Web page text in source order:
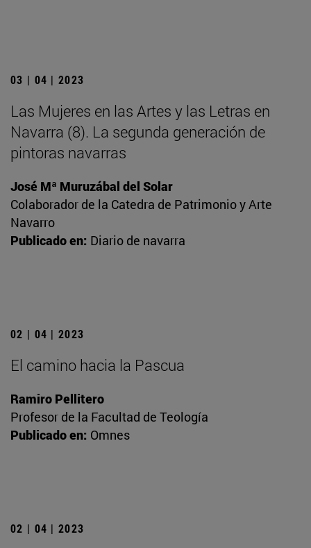
03 | 04 | 2023
Las Mujeres en las Artes y las Letras en
Navarra (8). La segunda generación de
pintoras navarras
José Mª Muruzábal del Solar
Colaborador de la Catedra de Patrimonio y Arte
Navarro
Publicado en: Diario de navarra
02 | 04 | 2023
El camino hacia la Pascua
Ramiro Pellitero
Profesor de la Facultad de Teología
Publicado en: Omnes
02 | 04 | 2023